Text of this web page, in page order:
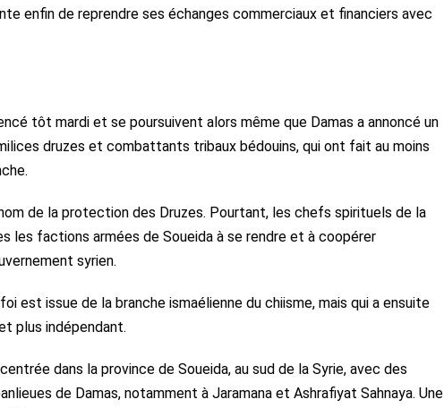
enfin de reprendre ses échanges commerciaux et financiers avec
tôt mardi et se poursuivent alors même que Damas a annoncé un
druzes et combattants tribaux bédouins, qui ont fait au moins
de la protection des Druzes. Pourtant, les chefs spirituels de la
les factions armées de Soueida à se rendre et à coopérer
syrien.
est issue de la branche ismaélienne du chiisme, mais qui a ensuite
plus indépendant.
dans la province de Soueida, au sud de la Syrie, avec des
de Damas, notamment à Jaramana et Ashrafiyat Sahnaya. Une